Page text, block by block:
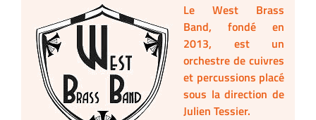
Le West Brass
Band, fondé en
2013, est un
orchestre de cuivres
et percussions placé
sous la direction de
Julien Tessier.